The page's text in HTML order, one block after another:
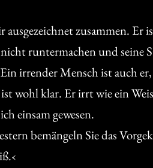
zusammen.
runtermachen und seine
irrender Mensch ist auch
wohl klar. Er irrt wie ein
einsam gewesen.
bemängeln Sie das